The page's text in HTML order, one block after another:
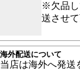
※欠品し
送させて
海外配送について
当店は海外へ発送